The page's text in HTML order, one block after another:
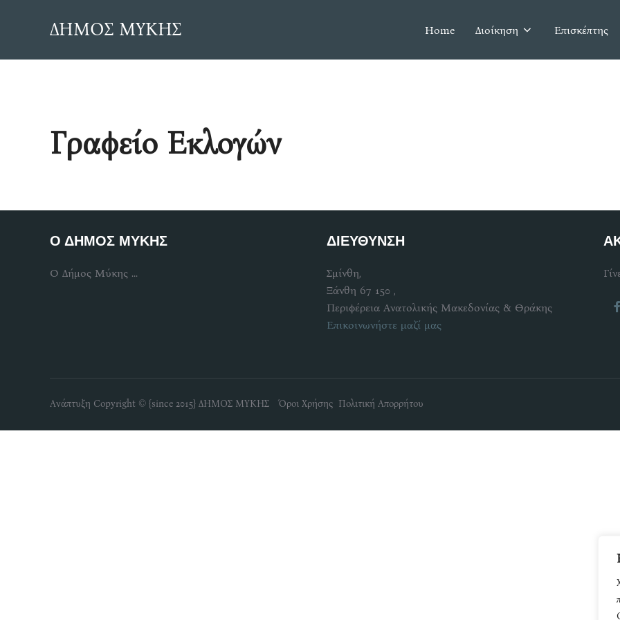
ΔΗΜΟΣ ΜΥΚΗΣ Home Διοίκηση Επισκέπτης
Γραφείο Εκλογών
Ο ΔΗΜΟΣ ΜΥΚΗΣ
Ο Δήμος Μύκης ...
ΔΙΕΥΘΥΝΣΗ
Σμίνθη,
Ξάνθη 67 150 ,
Περιφέρεια Ανατολικής Μακεδονίας & Θράκης
Επικοινωνήστε μαζί μας
Ανάπτυξη Copyright © {since 2015} ΔΗΜΟΣ ΜΥΚΗΣ Όροι Χρήσης Πολιτική Απορρήτου